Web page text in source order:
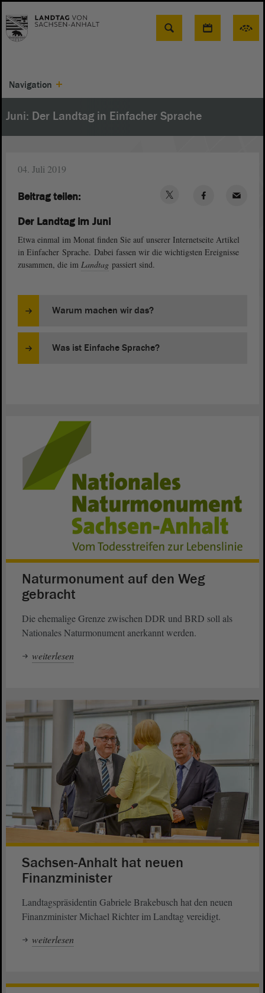
Suche
Navigation
Juni: Der Landtag in Einfacher Sprache
04. Juli 2019
Der Landtag im Juni
Etwa einmal im Monat finden Sie auf unserer Internetseite Artikel
in Einfacher Sprache. Dabei fassen wir die wichtigsten Ereignisse
zusammen, die im Landtag passiert sind.
Warum machen wir das?
Was ist Einfache Sprache?
Beitrag teilen:
Naturmonument auf den Weg
gebracht
Die ehemalige Grenze zwischen DDR und BRD soll als
Nationales Naturmonument anerkannt werden.
weiterlesen
Sachsen-Anhalt hat neuen
Finanzminister
Landtagspräsidentin Gabriele Brakebusch hat den neuen
Finanzminister Michael Richter im Landtag vereidigt.
weiterlesen